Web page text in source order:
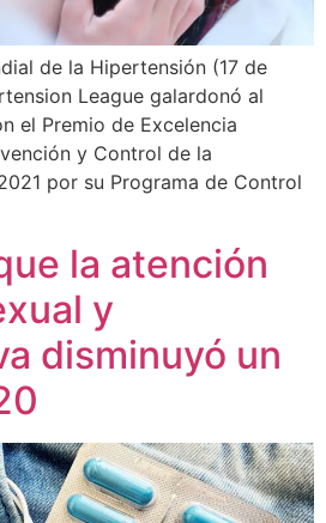
de la Hipertensión (17 de
League galardonó al
el Premio de Excelencia
y Control de la
por su Programa de Control
la atención
y
disminuyó un